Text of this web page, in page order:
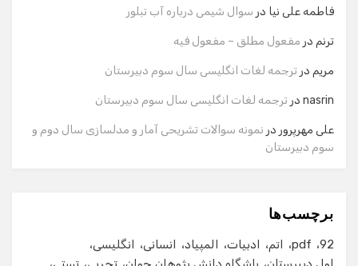
فاطمه علی نیا در سوال شیمی درباره آب تبلور
ترنم در مفعول مطلق – مفعول فیه
مریم در ترجمه لغات انگلیسی سال سوم دبیرستان
nasrin در ترجمه لغات انگلیسی سال سوم دبیرستان
علی مهرپرور در نمونه سوالات تشریحی آمار و مدلسازی سال دوم و
سوم دبیرستان
برچسب‌ها
92
pdf اتم ادبیات المپیاد انسانی
انگلیسی
وارد کنید.
ایمیل